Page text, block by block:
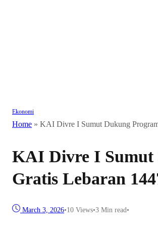
Ekonomi
Home » KAI Divre I Sumut Dukung
KAI Divre I
Gratis Lebaran
March 3, 2026•10 Views•3 Min read•